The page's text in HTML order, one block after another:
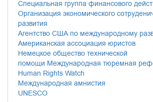
Специальная группа финансового
Организация экономического
развития
Агентство США по международному
Американская ассоциация юристов
Немецкое общество технической
помощи Международная тюремная
Human Rights Watch
Международная амнистия
UNESCO